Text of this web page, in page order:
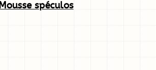
Mousse spéculos